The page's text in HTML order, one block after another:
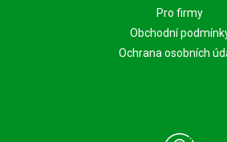
Pro firmy
Obchodní
Ochrana osobních